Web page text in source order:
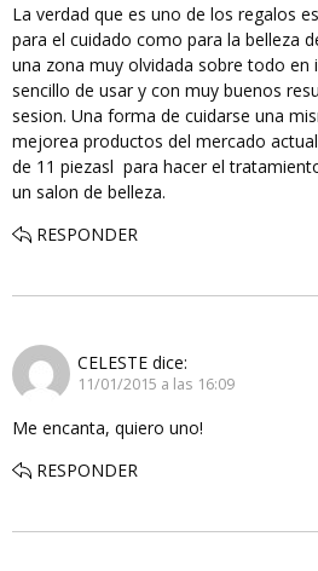
La verdad que es uno de los regalos
para el cuidado como para la belleza
una zona muy olvidada sobre todo en
sencillo de usar y con muy buenos
sesion. Una forma de cuidarse una
mejorea productos del mercado
de 11 piezasl para hacer el
un salon de belleza.
RESPONDER
CELESTE dice:
11/01/2015 a las 16:09
Me encanta, quiero uno!
RESPONDER